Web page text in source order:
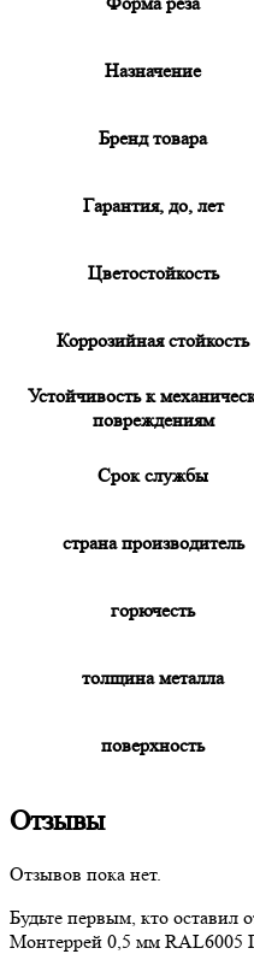
Назначение
Бренд товара
Гарантия, до, лет
Цветостойкость
Коррозийная стойкость
Устойчивость к
повреждениям
Срок службы
страна производитель
горючесть
толщина металла
поверхность
Отзывы
Отзывов пока нет.
Будьте первым, кто оставил
Монтеррей 0,5 мм RAL6005